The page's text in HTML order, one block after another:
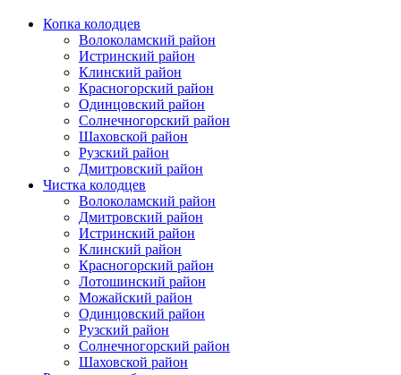
Копка колодцев
Волоколамский район
Истринский район
Клинский район
Красногорский район
Одинцовский район
Солнечногорский район
Шаховской район
Рузский район
Дмитровский район
Чистка колодцев
Волоколамский район
Дмитровский район
Истринский район
Клинский район
Красногорский район
Лотошинский район
Можайский район
Одинцовский район
Рузский район
Солнечногорский район
Шаховской район